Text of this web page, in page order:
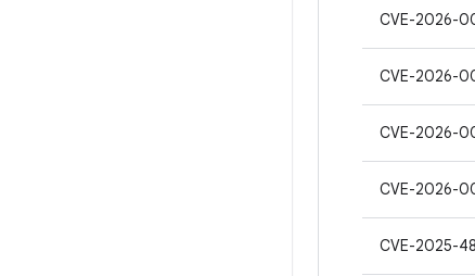
CVE-2026-
CVE-2026-
CVE-2026-
CVE-2026-
CVE-2025-